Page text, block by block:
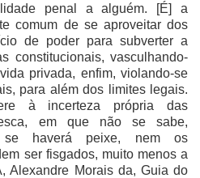
penal a alguém. [É] a
comum de se aproveitar dos
de poder para subverter a
constitucionais, vasculhando-
privada, enfim, violando-se
para além dos limites legais.
à incerteza própria das
em que não se sabe,
se haverá peixe, nem os
ser fisgados, muito menos a
Alexandre Morais da, Guia do